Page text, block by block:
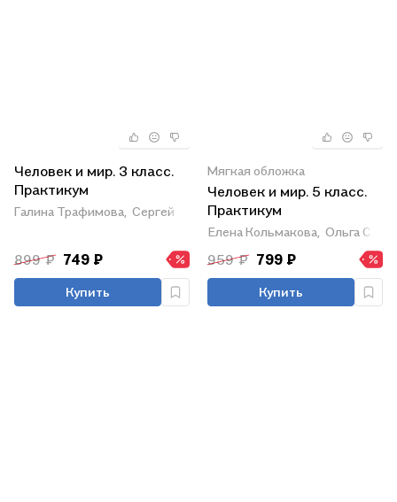
Человек и мир. 3 класс.
Практикум
Галина Трафимова, Сергей Трафимов
899 ₽ 749 ₽
Купить
Мягкая обложка
Человек и мир. 5 класс.
Практикум
Елена Кольмакова, Ольга
959 ₽ 799 ₽
Купить